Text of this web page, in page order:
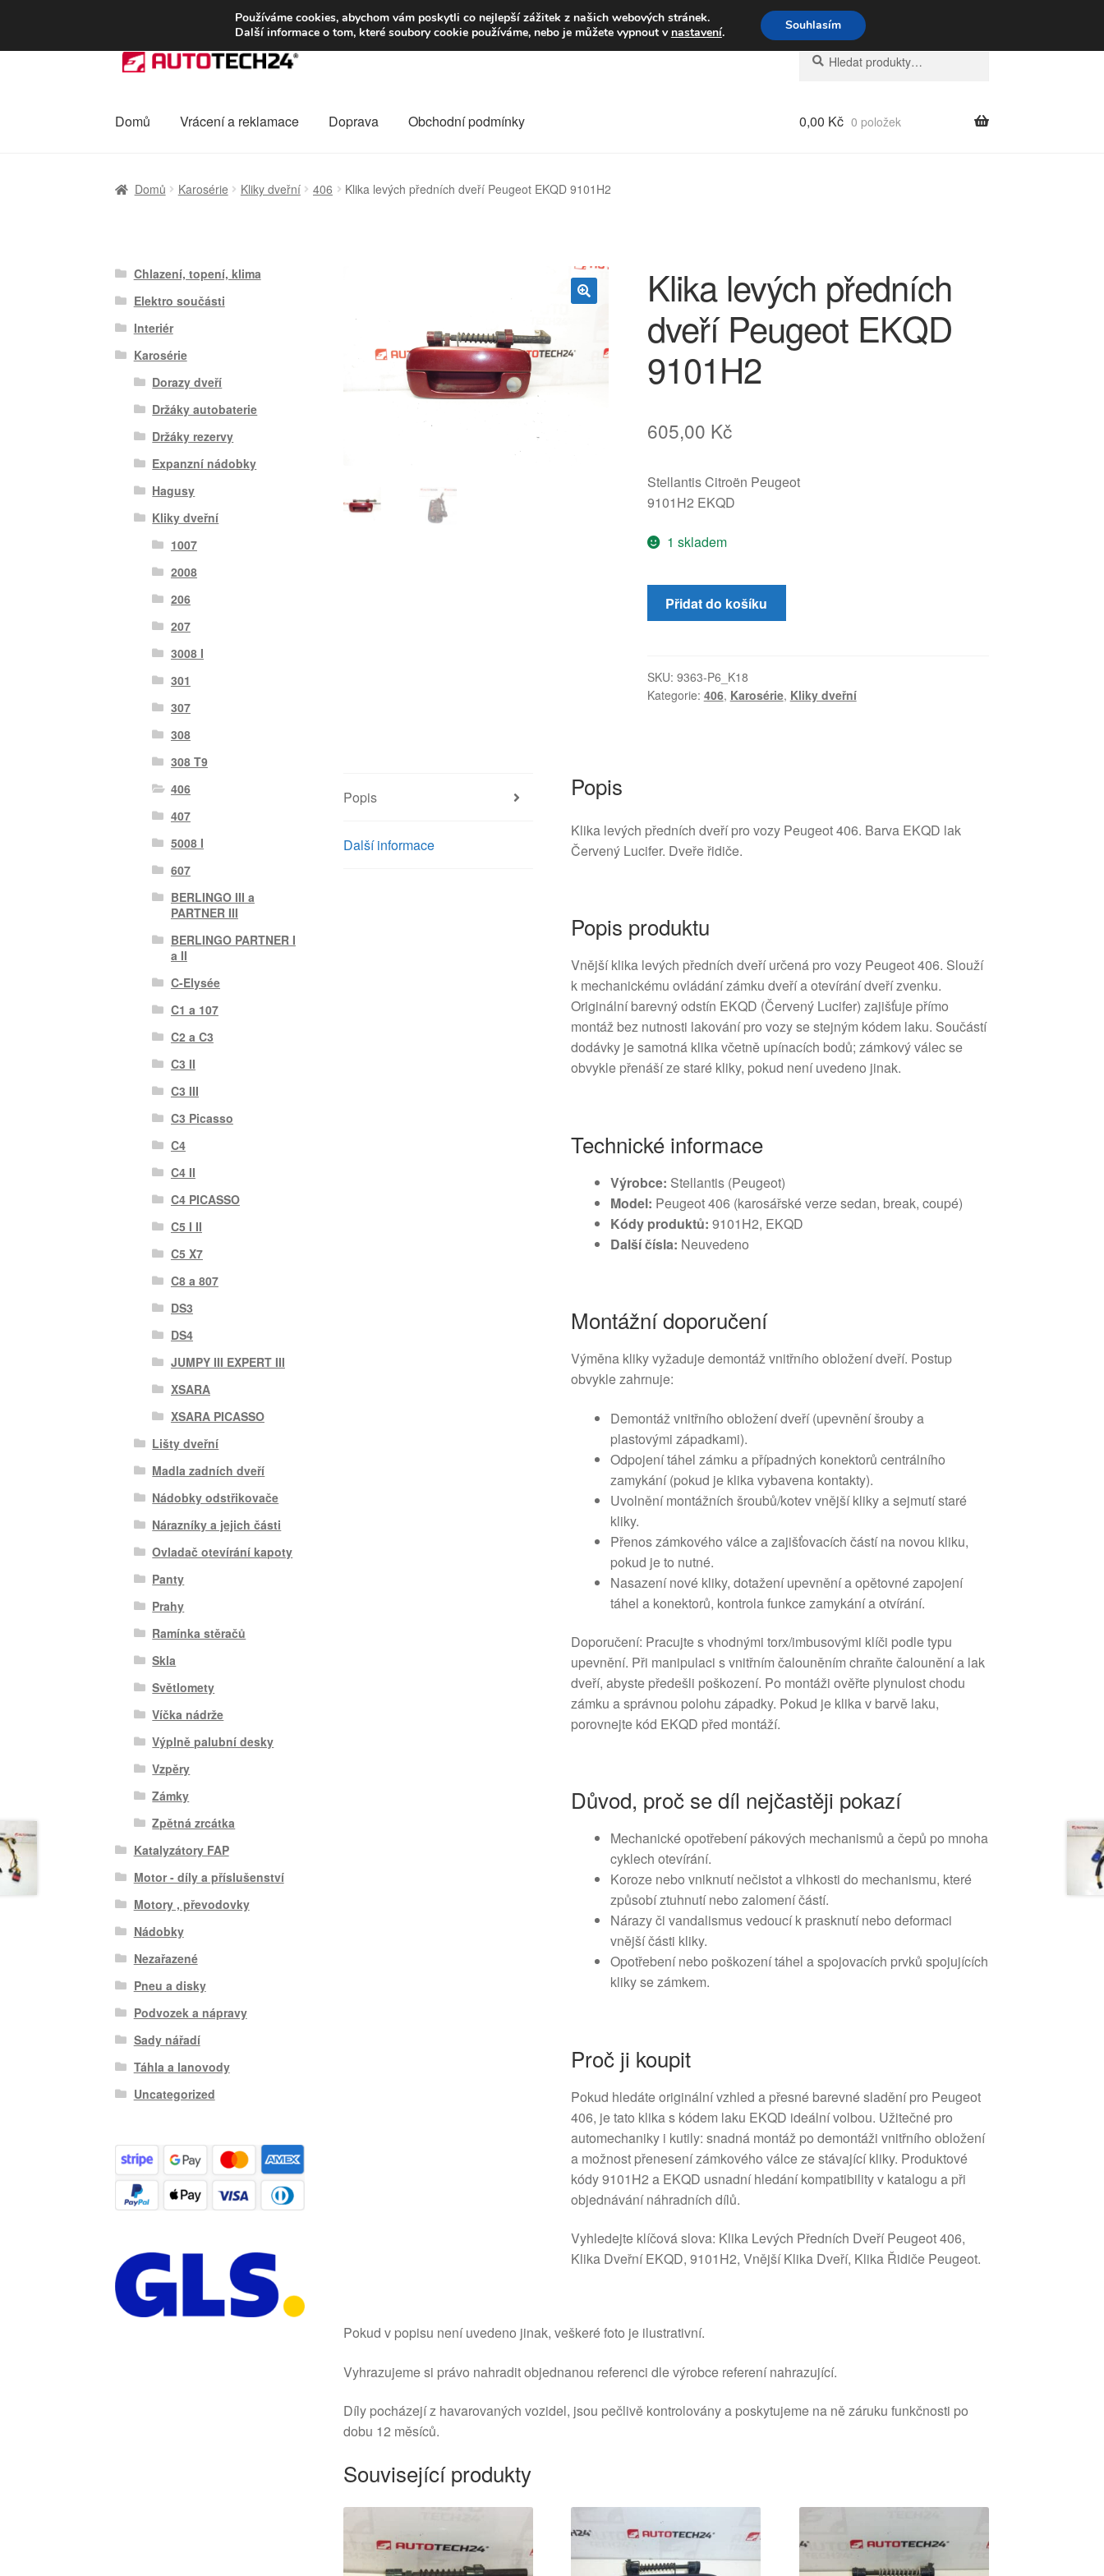
DOPRAVA od 139,-Kč Volejte po-pá 9-16 704 494 494
Přeskočit
na
Přejít
webu
Hledat:
Hledat
Domů Vrácení a reklamace Doprava Obchodní podmínky 0,00 Kč 0 položek
Domů Karosérie Kliky dveřní 406 Klika levých předních dveří Peugeot EKQD 9101H2
Klika levých předních
dveří Peugeot EKQD
9101H2
605,00 Kč
Stellantis Citroën Peugeot
9101H2 EKQD
1 skladem
Klika
levých
Peugeot
EKQD
Přidat do košíku
SKU: 9363-P6_K18
Kategorie: 406, Karosérie, Kliky dveřní
Popis
Další informace
Popis
Klika levých předních dveří pro vozy Peugeot 406. Barva EKQD lak
Červený Lucifer. Dveře řidiče.
Popis produktu
Vnější klika levých předních dveří určená pro vozy Peugeot 406. Slouží
k mechanickému ovládání zámku dveří a otevírání dveří zvenku.
Originální barevný odstín EKQD (Červený Lucifer) zajišťuje přímo
montáž bez nutnosti lakování pro vozy se stejným kódem laku. Součástí
dodávky je samotná klika včetně upínacích bodů; zámkový válec se
obvykle přenáší ze staré kliky, pokud není uvedeno jinak.
Technické informace
Výrobce: Stellantis (Peugeot)
Model: Peugeot 406 (karosářské verze sedan, break, coupé)
Kódy produktů: 9101H2, EKQD
Další čísla: Neuvedeno
Montážní doporučení
Výměna kliky vyžaduje demontáž vnitřního obložení dveří. Postup
obvykle zahrnuje:
Demontáž vnitřního obložení dveří (upevnění šrouby a
plastovými západkami).
Odpojení táhel zámku a případných konektorů centrálního
zamykání (pokud je klika vybavena kontakty).
Uvolnění montážních šroubů/kotev vnější kliky a sejmutí staré
kliky.
Přenos zámkového válce a zajišťovacích částí na novou kliku,
pokud je to nutné.
Nasazení nové kliky, dotažení upevnění a opětovné zapojení
táhel a konektorů, kontrola funkce zamykání a otvírání.
Doporučení: Pracujte s vhodnými torx/imbusovými klíči podle typu
upevnění. Při manipulaci s vnitřním čalouněním chraňte čalounění a lak
dveří, abyste předešli poškození. Po montáži ověřte plynulost chodu
zámku a správnou polohu západky. Pokud je klika v barvě laku,
porovnejte kód EKQD před montáží.
Důvod, proč se díl nejčastěji pokazí
Mechanické opotřebení pákových mechanismů a čepů po mnoha
cyklech otevírání.
Koroze nebo vniknutí nečistot a vlhkosti do mechanismu, které
způsobí ztuhnutí nebo zalomení částí.
Nárazy či vandalismus vedoucí k prasknutí nebo deformaci
vnější části kliky.
Opotřebení nebo poškození táhel a spojovacích prvků spojujících
kliky se zámkem.
Proč ji koupit
Pokud hledáte originální vzhled a přesné barevné sladění pro Peugeot
406, je tato klika s kódem laku EKQD ideální volbou. Užitečné pro
automechaniky i kutily: snadná montáž po demontáži vnitřního obložení
a možnost přenesení zámkového válce ze stávající kliky. Produktové
kódy 9101H2 a EKQD usnadní hledání kompatibility v katalogu a při
objednávání náhradních dílů.
Vyhledejte klíčová slova: Klika Levých Předních Dveří Peugeot 406,
Klika Dveřní EKQD, 9101H2, Vnější Klika Dveří, Klika Řidiče Peugeot.
Pokud v popisu není uvedeno jinak, veškeré foto je ilustrativní.
Vyhrazujeme si právo nahradit objednanou referenci dle výrobce referení nahrazující.
Díly pocházejí z havarovaných vozidel, jsou pečlivě kontrolovány a poskytujeme na ně záruku funkčnosti po
dobu 12 měsíců.
Související produkty
Chlazení, topení, klima
Elektro součásti
Interiér
Karosérie
Dorazy dveří
Držáky autobaterie
Držáky rezervy
Expanzní nádobky
Hagusy
Kliky dveřní
1007
2008
206
207
3008 I
301
307
308
308 T9
406
407
5008 I
607
BERLINGO III a
PARTNER III
BERLINGO PARTNER I
a II
C-Elysée
C1 a 107
C2 a C3
C3 II
C3 III
C3 Picasso
C4
C4 II
C4 PICASSO
C5 I II
C5 X7
C8 a 807
DS3
DS4
JUMPY III EXPERT III
XSARA
XSARA PICASSO
Lišty dveřní
Madla zadních dveří
Nádobky odstřikovače
Nárazníky a jejich části
Ovladač otevírání kapoty
Panty
Prahy
Ramínka stěračů
Skla
Světlomety
Víčka nádrže
Výplně palubní desky
Vzpěry
Zámky
Zpětná zrcátka
Katalyzátory FAP
Motor - díly a příslušenství
Motory , převodovky
Nádobky
Nezařazené
Pneu a disky
Podvozek a nápravy
Sady nářadí
Táhla a lanovody
Uncategorized
Používáme cookies, abychom vám poskytli co nejlepší zážitek z našich webových stránek.
Další informace o tom, které soubory cookie používáme, nebo je můžete vypnout v nastavení. Souhlasím